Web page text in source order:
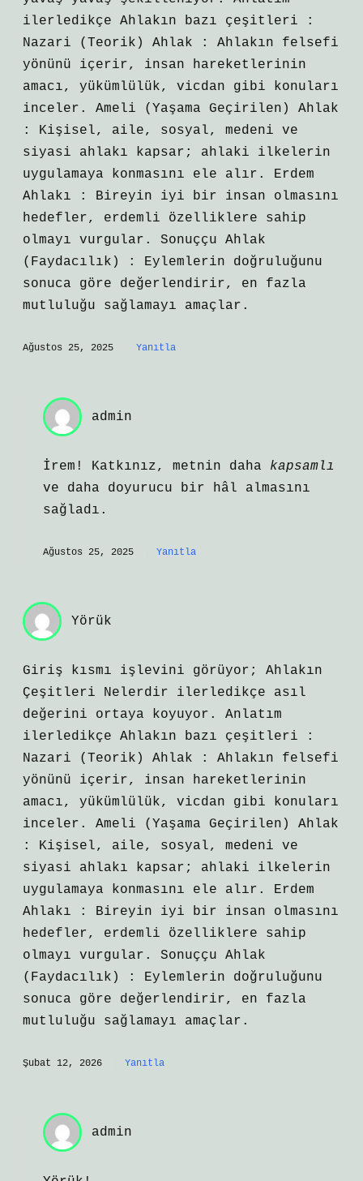
ilerledikçe Ahlakın bazı çeşitleri :
Nazari (Teorik) Ahlak : Ahlakın felsefi
yönünü içerir, insan hareketlerinin
amacı, yükümlülük, vicdan gibi konuları
inceler. Ameli (Yaşama Geçirilen) Ahlak
: Kişisel, aile, sosyal, medeni ve
siyasi ahlakı kapsar; ahlaki ilkelerin
uygulamaya konmasını ele alır. Erdem
Ahlakı : Bireyin iyi bir insan olmasını
hedefler, erdemli özelliklere sahip
olmayı vurgular. Sonuççu Ahlak
(Faydacılık) : Eylemlerin doğruluğunu
sonuca göre değerlendirir, en fazla
mutluluğu sağlamayı amaçlar.
Ağustos 25, 2025 Yanıtla
admin
İrem! Katkınız, metnin daha kapsamlı
ve daha doyurucu bir hâl almasını
sağladı.
Ağustos 25, 2025 Yanıtla
Yörük
Giriş kısmı işlevini görüyor; Ahlakın
Çeşitleri Nelerdir ilerledikçe asıl
değerini ortaya koyuyor. Anlatım
ilerledikçe Ahlakın bazı çeşitleri :
Nazari (Teorik) Ahlak : Ahlakın felsefi
yönünü içerir, insan hareketlerinin
amacı, yükümlülük, vicdan gibi konuları
inceler. Ameli (Yaşama Geçirilen) Ahlak
: Kişisel, aile, sosyal, medeni ve
siyasi ahlakı kapsar; ahlaki ilkelerin
uygulamaya konmasını ele alır. Erdem
Ahlakı : Bireyin iyi bir insan olmasını
hedefler, erdemli özelliklere sahip
olmayı vurgular. Sonuççu Ahlak
(Faydacılık) : Eylemlerin doğruluğunu
sonuca göre değerlendirir, en fazla
mutluluğu sağlamayı amaçlar.
Şubat 12, 2026 Yanıtla
admin